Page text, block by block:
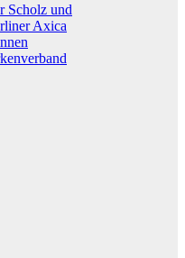
Scholz und
Axica